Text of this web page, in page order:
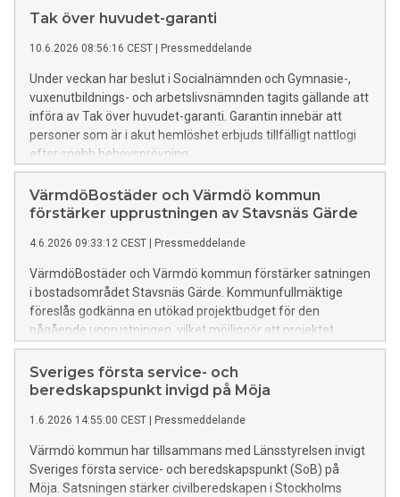
Tak över huvudet-garanti
10.6.2026 08:56:16 CEST Pressmeddelande
Under veckan har beslut i Socialnämnden och Gymnasie-,
vuxenutbildnings- och arbetslivsnämnden tagits gällande att
införa av Tak över huvudet-garanti. Garantin innebär att
personer som är i akut hemlöshet erbjuds tillfälligt nattlogi
efter snabb behovsprövning.
VärmdöBostäder och Värmdö kommun
förstärker upprustningen av Stavsnäs Gärde
4.6.2026 09:33:12 CEST Pressmeddelande
VärmdöBostäder och Värmdö kommun förstärker satningen
i bostadsområdet Stavsnäs Gärde. Kommunfullmäktige
föreslås godkänna en utökad projektbudget för den
pågående upprustningen, vilket möjliggör att projektet
utifrån hyresgästernas önskemål kan slutföras med en
högre och mer enhetlig standard.
Sveriges första service- och
beredskapspunkt invigd på Möja
1.6.2026 14:55:00 CEST Pressmeddelande
Värmdö kommun har tillsammans med Länsstyrelsen invigt
Sveriges första service- och beredskapspunkt (SoB) på
Möja. Satsningen stärker civilberedskapen i Stockholms